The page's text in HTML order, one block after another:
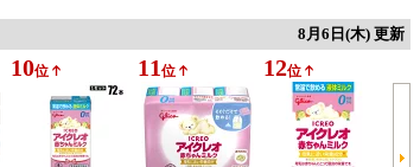
8月6日(木) 更新
10位 11 位 12位